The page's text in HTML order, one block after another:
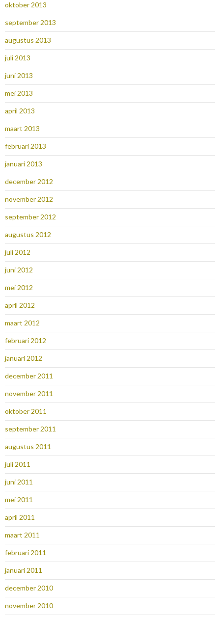
oktober 2013
september 2013
augustus 2013
juli 2013
juni 2013
mei 2013
april 2013
maart 2013
februari 2013
januari 2013
december 2012
november 2012
september 2012
augustus 2012
juli 2012
juni 2012
mei 2012
april 2012
maart 2012
februari 2012
januari 2012
december 2011
november 2011
oktober 2011
september 2011
augustus 2011
juli 2011
juni 2011
mei 2011
april 2011
maart 2011
februari 2011
januari 2011
december 2010
november 2010